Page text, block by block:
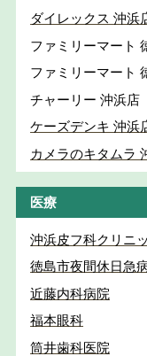
ダイレックス 沖浜
ファミリーマート
ファミリーマート
チャーリー 沖浜店
ケーズデンキ 沖浜
カメラのキタムラ
医療
沖浜皮フ科クリニ
徳島市夜間休日急
近藤内科病院
福本眼科
筒井歯科医院